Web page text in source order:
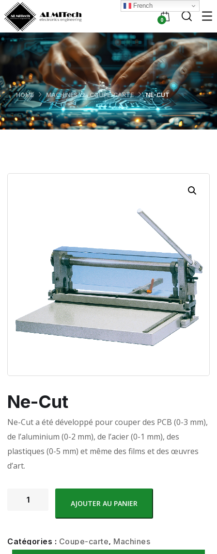
0
HOME MACHINES COUPE-CARTE NE-CUT
Ne-Cut
Ne-Cut a été développé pour couper des PCB (0-3 mm),
de l’aluminium (0-2 mm), de l’acier (0-1 mm), des
plastiques (0-5 mm) et même des films et des œuvres
d’art.
AJOUTER AU PANIER
Catégories : Coupe-carte, Machines
French